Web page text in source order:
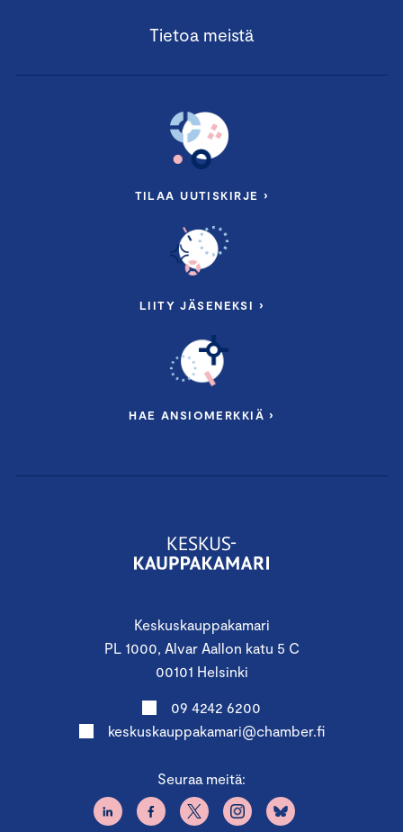
Keskuskauppakamari
PL 1000, Alvar Aallon katu 5 C
00101 Helsinki
09 4242 6200
keskuskauppakamari@chamber.fi
Seuraa meitä:
Tietoa meistä
TILAA UUTISKIRJE ›
LIITY JÄSENEKSI ›
HAE ANSIOMERKKIÄ ›